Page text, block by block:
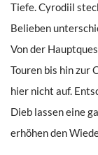
Tiefe. Cyrodiil
Belieben
Von der
Touren bis hin zur
hier nicht auf.
Dieb lassen eine
erhöhen den